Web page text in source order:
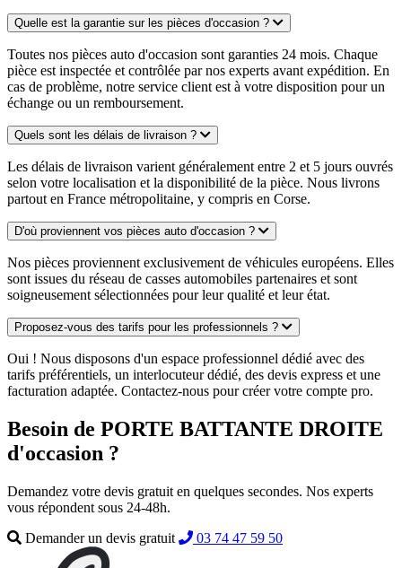
Quelle est la garantie sur les pièces d'occasion ?
Toutes nos pièces auto d'occasion sont garanties 24 mois. Chaque
pièce est inspectée et contrôlée par nos experts avant expédition. En
cas de problème, notre service client est à votre disposition pour un
échange ou un remboursement.
Quels sont les délais de livraison ?
Les délais de livraison varient généralement entre 2 et 5 jours ouvrés
selon votre localisation et la disponibilité de la pièce. Nous livrons
partout en France métropolitaine, y compris en Corse.
D'où proviennent vos pièces auto d'occasion ?
Nos pièces proviennent exclusivement de véhicules européens. Elles
sont issues du réseau de casses automobiles partenaires et sont
soigneusement sélectionnées pour leur qualité et leur état.
Proposez-vous des tarifs pour les professionnels ?
Oui ! Nous disposons d'un espace professionnel dédié avec des
tarifs préférentiels, un interlocuteur dédié, des devis express et une
facturation adaptée. Contactez-nous pour créer votre compte pro.
Besoin de PORTE BATTANTE DROITE
d'occasion ?
Demandez votre devis gratuit en quelques secondes. Nos experts
vous répondent sous 24-48h.
Demander un devis gratuit
03 74 47 59 50